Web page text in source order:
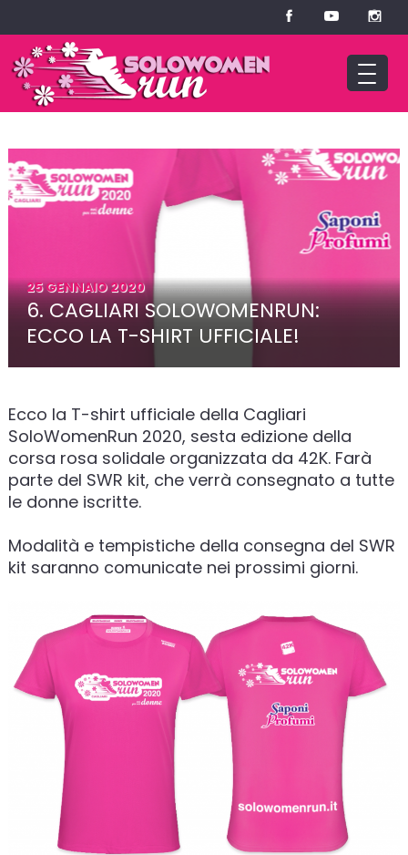
25 GENNAIO 2020
6. CAGLIARI SOLOWOMENRUN:
ECCO LA T-SHIRT UFFICIALE!
Ecco la T-shirt ufficiale della Cagliari
SoloWomenRun 2020, sesta edizione della
corsa rosa solidale organizzata da 42K. Farà
parte del SWR kit, che verrà consegnato a tutte
le donne iscritte.
Modalità e tempistiche della consegna del SWR
kit saranno comunicate nei prossimi giorni.